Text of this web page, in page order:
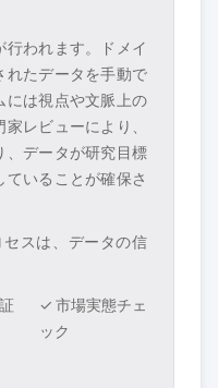
われます。ドメイ
れたデータを手動で
には視点や文脈上の
レビューにより、
、データが研究目標
いることが確保さ
スは、データの信
✓ 市場実態チェ
ック